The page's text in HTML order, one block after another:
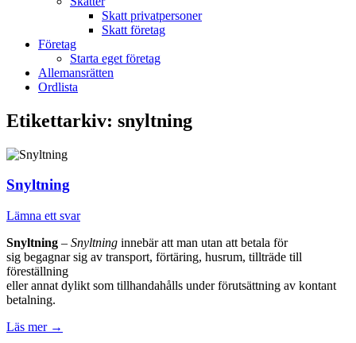
Skatt privatpersoner
Skatt företag
Företag
Starta eget företag
Allemansrätten
Ordlista
Etikettarkiv: snyltning
Snyltning
Lämna ett svar
Snyltning – Snyltning innebär att man utan att betala för
sig begagnar sig av transport, förtäring, husrum, tillträde till
föreställning
eller annat dylikt som tillhandahålls under förutsättning av kontant
betalning.
Läs mer →